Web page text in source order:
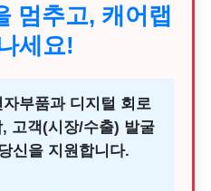
멈추고, 캐어랩
세요!
부품과 디지털 회로
고객(시장/수출) 발굴
신을 지원합니다.